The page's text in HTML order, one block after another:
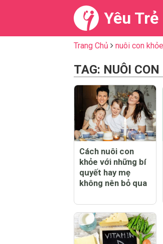
Yêu Trẻ
Trang Chủ nuôi con khỏe
TAG: NUÔI
Cách nuôi con
khỏe với những bí
quyết hay mẹ
không nên bỏ qua